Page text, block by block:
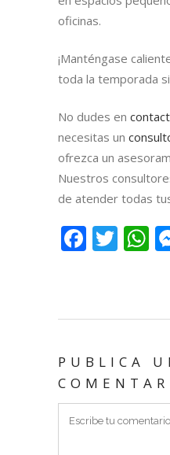
oficinas.
¡Manténgase
toda la temporada
No dudes en
necesitas un
ofrezca un
Nuestros
de atender todas
PUBLICA